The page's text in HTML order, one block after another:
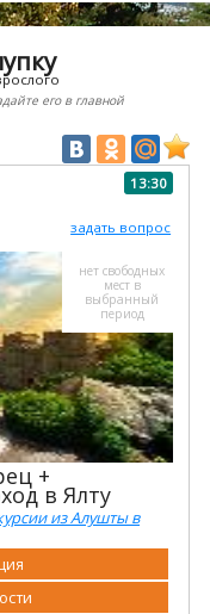
его в главной
13:30
задать вопрос
нет свободных
мест в
выбранный
период
+
в Ялту
из Алушты в